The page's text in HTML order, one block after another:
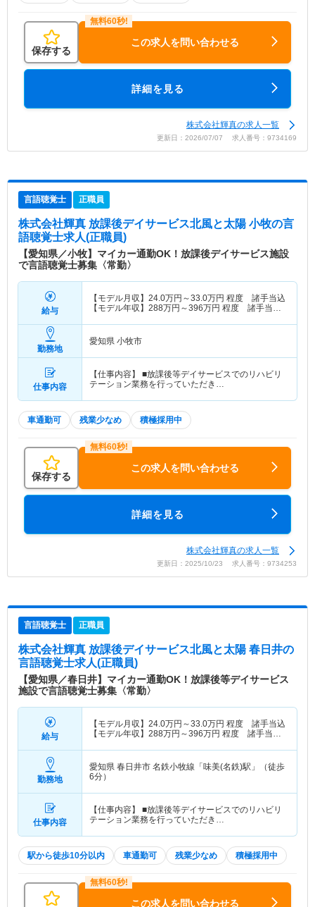
保存する
この求人を問い合わせる
詳細を見る
株式会社輝真の求人一覧
更新日：2026/07/07 求人番号：9734169
言語聴覚士 正職員
株式会社輝真 放課後デイサービス北風と太陽 小牧の言
語聴覚士求人(正職員)
【愛知県／小牧】マイカー通勤OK！放課後デイサービス施設
で言語聴覚士募集〈常勤〉
給与
【モデル月収】 24.0万円～33.0万円 程度 諸手当込
【モデル年収】 288万円～396万円 程度 諸手当
勤務地
愛知県 小牧市
仕事内容
【仕事内容】 ■放課後等デイサービスでのリハビリ
テーション業務を行っていただき…
車通勤可 残業少なめ 積極採用中
保存する
この求人を問い合わせる
詳細を見る
株式会社輝真の求人一覧
更新日：2025/10/23 求人番号：9734253
言語聴覚士 正職員
株式会社輝真 放課後デイサービス北風と太陽 春日井の
言語聴覚士求人(正職員)
【愛知県／春日井】マイカー通勤OK！放課後等デイサービス
施設で言語聴覚士募集〈常勤〉
給与
【モデル月収】 24.0万円～33.0万円 程度 諸手当込
【モデル年収】 288万円～396万円 程度 諸手当
勤務地
愛知県 春日井市 名鉄小牧線「味美(名鉄)駅」（徒歩
6分）
仕事内容
【仕事内容】 ■放課後等デイサービスでのリハビリ
テーション業務を行っていただき…
駅から徒歩10分以内 車通勤可 残業少なめ 積極採用中
この求人を問い合わせる